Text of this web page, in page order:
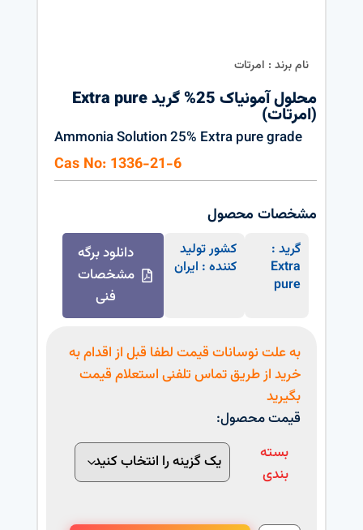
نام برند : امرتات
محلول آمونیاک 25% گرید Extra pure
(امرتات)
Ammonia Solution 25% Extra pure grade
Cas No: 1336-21-6
مشخصات محصول
گرید :
Extra
pure
کشور تولید
کننده : ایران
دانلود برگه
مشخصات
فنی
به علت نوسانات قیمت لطفا قبل از اقدام به
خرید از طریق تماس تلفنی استعلام قیمت
بگیرید
قیمت محصول:
بسته
بندی